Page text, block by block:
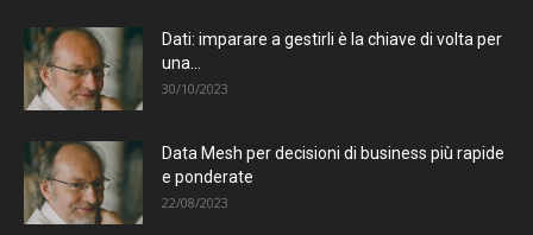
Dati: imparare a gestirli è la chiave di volta per
una...
30/10/2023
Data Mesh per decisioni di business più rapide
e ponderate
22/08/2023